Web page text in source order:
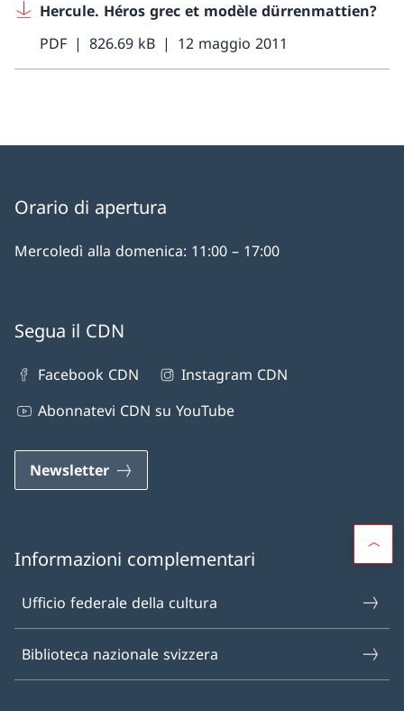
Hercule. Héros grec et modèle dürrenmattien?
PDF
826.69 kB 12 maggio 2011
Orario di apertura
Mercoledì alla domenica: 11:00 – 17:00
Segua il CDN
Facebook CDN
Instagram CDN
Abonnatevi CDN su YouTube
Newsletter
Informazioni complementari
Ufficio federale della cultura
Biblioteca nazionale svizzera